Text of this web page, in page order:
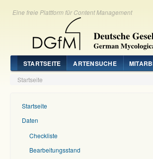
Eine freie Plattform für Content Management
STARTSEITE ARTENSUCHE
Startseite
Startseite
Daten
Checkliste
Bearbeitungsstand